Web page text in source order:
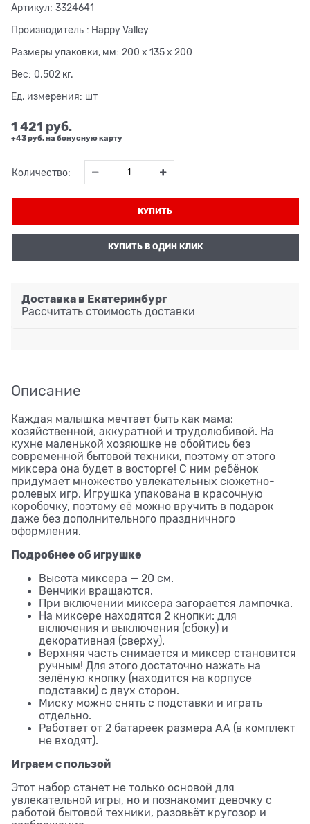
Артикул: 3324641
Производитель : Happy Valley
Размеры упаковки, мм: 200 x 135 x 200
Вес: 0.502 кг.
Ед. измерения: шт
1 421 руб.
+43 руб. на бонусную карту
Количество:
КУПИТЬ
КУПИТЬ В ОДИН КЛИК
Доставка в Екатеринбург
Рассчитать стоимость доставки
Описание
Каждая малышка мечтает быть как мама:
хозяйственной, аккуратной и трудолюбивой. На
кухне маленькой хозяюшке не обойтись без
современной бытовой техники, поэтому от этого
миксера она будет в восторге! С ним ребёнок
придумает множество увлекательных сюжетно-
ролевых игр. Игрушка упакована в красочную
коробочку, поэтому её можно вручить в подарок
даже без дополнительного праздничного
оформления.
Подробнее об игрушке
Высота миксера — 20 см.
Венчики вращаются.
При включении миксера загорается лампочка.
На миксере находятся 2 кнопки: для
включения и выключения (сбоку) и
декоративная (сверху).
Верхняя часть снимается и миксер становится
ручным! Для этого достаточно нажать на
зелёную кнопку (находится на корпусе
подставки) с двух сторон.
Миску можно снять с подставки и играть
отдельно.
Работает от 2 батареек размера АА (в комплект
не входят).
Играем с пользой
Этот набор станет не только основой для
увлекательной игры, но и познакомит девочку с
работой бытовой техники, разовьёт кругозор и